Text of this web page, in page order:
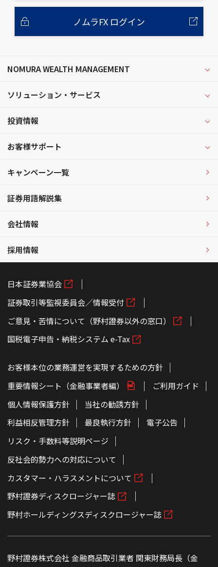
ノムラFX ログイン
NOMURA WEALTH MANAGEMENT
ソリューション・サービス
投資情報
お客様サポート
キャンペーン一覧
証券用語解説集
会社情報
採用情報
日本証券業協会
証券取引等監視委員会／情報受付
ご意見・苦情について（野村證券以外の窓口）
国税電子申告・納税システム e-Tax
お客様本位の業務運営を実現するための方針
重要情報シート（金融事業者編）
ご利用ガイド
個人情報保護方針
当社の勧誘方針
利益相反管理方針
最良執行方針
電子公告
リスク・手数料等説明ページ
反社会的勢力への対応について
カスタマー・ハラスメントについて
野村證券ディスクロージャー誌
野村ホールディングスディスクロージャー誌
野村證券株式会社 金融商品取引業者 関東財務局長（金